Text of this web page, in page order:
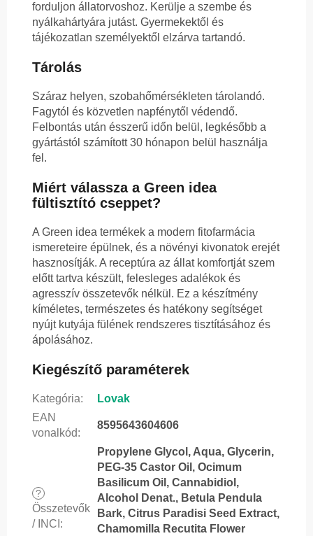
forduljon állatorvoshoz. Kerülje a szembe és
nyálkahártyára jutást. Gyermekektől és
tájékozatlan személyektől elzárva tartandó.
Tárolás
Száraz helyen, szobahőmérsékleten tárolandó.
Fagytól és közvetlen napfénytől védendő.
Felbontás után ésszerű időn belül, legkésőbb a
gyártástól számított 30 hónapon belül használja
fel.
Miért válassza a Green idea
fültisztító cseppet?
A Green idea termékek a modern fitofarmácia
ismereteire épülnek, és a növényi kivonatok erejét
hasznosítják. A receptúra az állat komfortját szem
előtt tartva készült, felesleges adalékok és
agresszív összetevők nélkül. Ez a készítmény
kíméletes, természetes és hatékony segítséget
nyújt kutyája fülének rendszeres tisztításához és
ápolásához.
Kiegészítő paraméterek
Kategória:
Lovak
EAN
vonalkód:
8595643604606
?
Összetevők
/ INCI :
Propylene Glycol, Aqua, Glycerin,
PEG-35 Castor Oil, Ocimum
Basilicum Oil, Cannabidiol,
Alcohol Denat., Betula Pendula
Bark, Citrus Paradisi Seed Extract,
Chamomilla Recutita Flower